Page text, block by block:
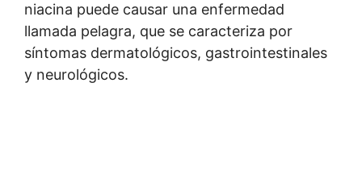
niacina puede causar una enfermedad
llamada pelagra, que se caracteriza por
síntomas dermatológicos, gastrointestinales
y neurológicos.